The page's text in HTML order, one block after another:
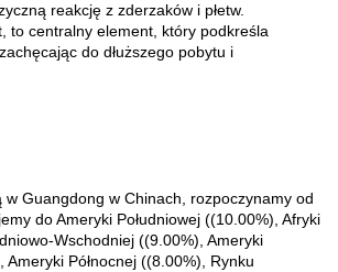
reakcję z zderzaków i płetw.
to centralny element, który podkreśla
do dłuższego pobytu i
w Guangdong w Chinach, rozpoczynamy od
do Ameryki Południowej ((10.00%), Afryki
Wschodniej ((9.00%), Ameryki
Północnej ((8.00%), Rynku